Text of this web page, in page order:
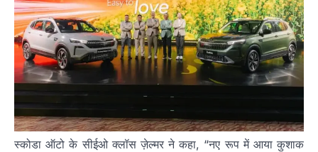
स्कोडा ऑटो के सीईओ क्लॉस ज़ेल्मर ने कहा, “नए रूप में आया कुशाक